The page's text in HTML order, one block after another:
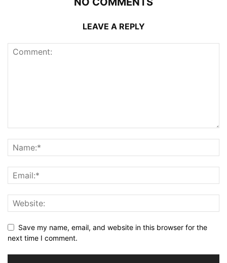
LEAVE A REPLY
Save my name, email, and website in this browser for the
next time I comment.